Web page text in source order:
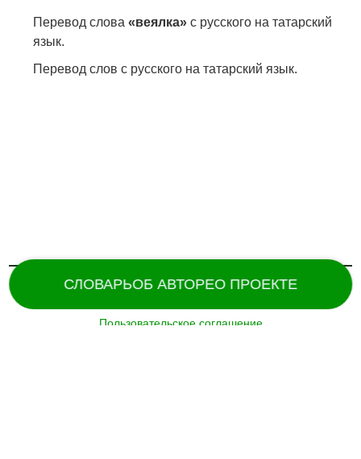
СЛОВАРЬОБ АВТОРЕО ПРОЕКТЕ
Перевод слова«веялка» с русского на татарский
язык.
Перевод слов с русского на татарский язык.
Пользовательское соглашение